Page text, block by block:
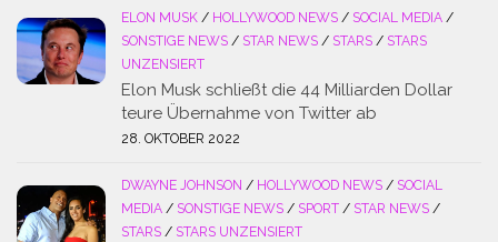
ELON MUSK / HOLLYWOOD NEWS / SOCIAL MEDIA /
SONSTIGE NEWS / STAR NEWS / STARS / STARS
UNZENSIERT
Elon Musk schließt die 44 Milliarden Dollar
teure Übernahme von Twitter ab
28. OKTOBER 2022
DWAYNE JOHNSON / HOLLYWOOD NEWS / SOCIAL
MEDIA / SONSTIGE NEWS / SPORT / STAR NEWS /
STARS / STARS UNZENSIERT